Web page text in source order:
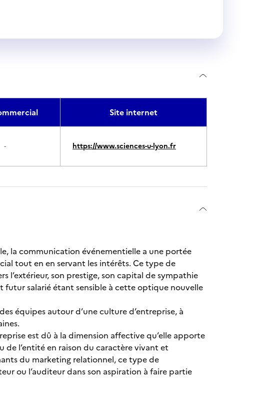
Site internet
- https://www.sciences-u-lyon.fr
la communication événementielle a une portée
tout en en servant les intérêts. Ce type de
l’extérieur, son prestige, son capital de sympathie
salarié étant sensible à cette optique nouvelle
équipes autour d’une culture d’entreprise, à
est dû à la dimension affective qu’elle apporte
de l’entité en raison du caractère vivant et
du marketing relationnel, ce type de
ou l’auditeur dans son aspiration à faire partie